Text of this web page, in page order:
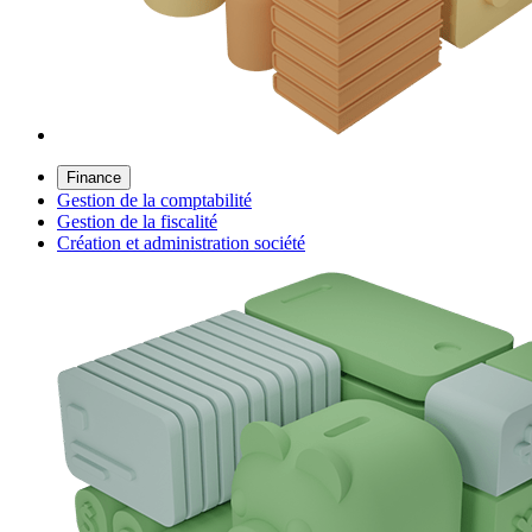
Finance
Gestion de la comptabilité
Gestion de la fiscalité
Création et administration société